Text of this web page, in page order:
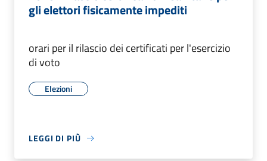
gli elettori fisicamente impediti
orari per il rilascio dei certificati per l'esercizio
di voto
Elezioni
LEGGI DI PIÙ